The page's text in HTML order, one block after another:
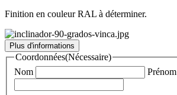
Finition en couleur RAL à déterminer.
Plus d'informations
Coordonnées(Nécessaire)
Nom
Prénom